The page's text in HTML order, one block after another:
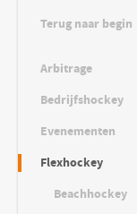
Terug naar begin
Arbitrage
Bedrijfshockey
Evenementen
Flexhockey
Beachhockey